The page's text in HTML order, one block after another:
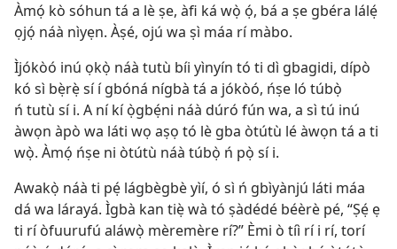
Àmọ́ kò sóhun tá a lè ṣe, àfi ká wọ̀ ọ́, bá a ṣe gbéra lálẹ́
ọjọ́ náà nìyẹn. Àṣé, ojú wa ṣì máa rí màbo.
Ìjókòó inú ọkọ̀ náà tutù bíi yìnyín tó ti dì gbagidi, dípò
kó sì bẹ̀rẹ̀ sí í gbóná nígbà tá a jókòó, ńṣe ló túbọ̀
ń tutù sí i. A ní kí ọ̀gbẹ́ni náà dúró fún wa, a sì tú inú
àwọn àpò wa láti wọ aṣọ tó lè gba òtútù lé àwọn tá a ti
wọ̀. Àmọ́ ńṣe ni òtútù náà túbọ̀ ń pọ̀ sí i.
Awakọ̀ náà ti pẹ́ lágbègbè yìí, ó sì ń gbìyànjú láti máa
dá wa lárayá. Ìgbà kan tiẹ̀ wà tó ṣàdédé béèrè pé, “Ṣẹ́ ẹ
ti rí òfuurufú aláwọ̀ mèremère rí?” Èmi ò tíì rí i rí, torí